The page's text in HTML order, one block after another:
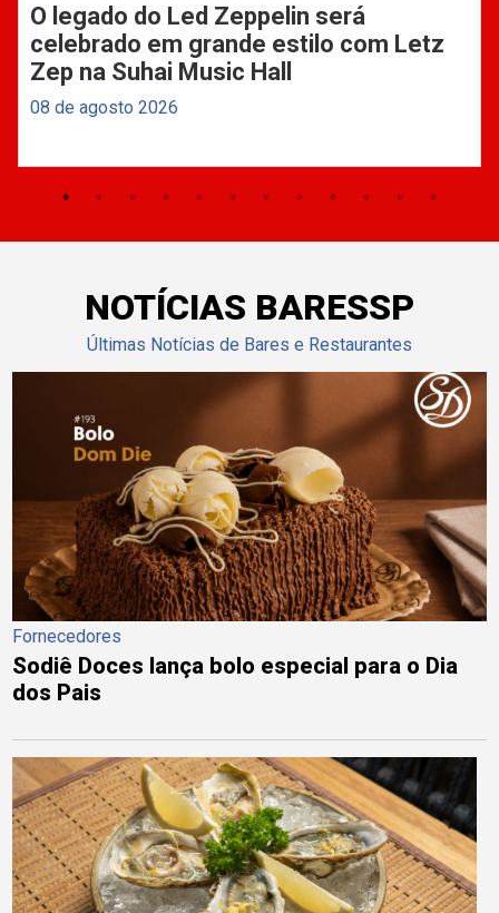
O legado do Led Zeppelin será
celebrado em grande estilo com Letz
Zep na Suhai Music Hall
08 de agosto 2026
NOTÍCIAS BARESSP
Últimas Notícias de Bares e Restaurantes
Fornecedores
Sodiê Doces lança bolo especial para o Dia
dos Pais